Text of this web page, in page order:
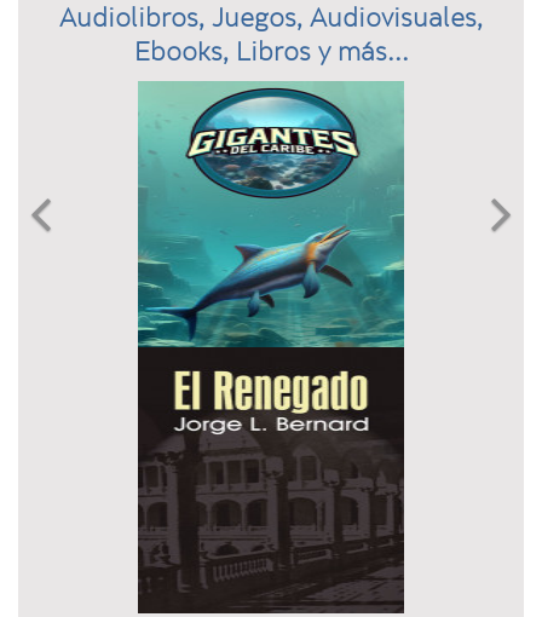
Audiolibros, Juegos, Audiovisuales,
Ebooks, Libros y más...
Previous 